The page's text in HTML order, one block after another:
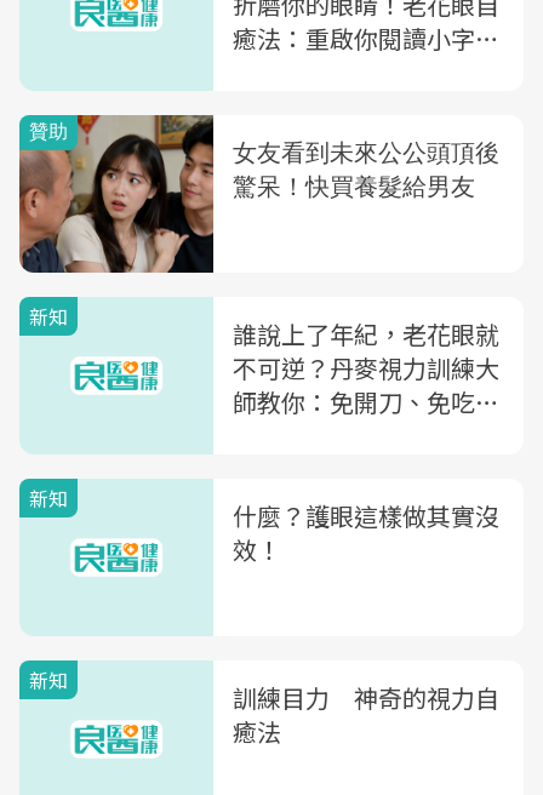
癒法：重啟你閱讀小字的
新知
誰說上了年紀，老花眼就
不可逆？丹麥視力訓練大
師教你：免開刀、免吃藥
新知
什麼？護眼這樣做其實沒
效！
新知
訓練目力 神奇的視力自
癒法